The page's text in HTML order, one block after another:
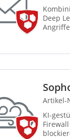
Deep
Artikel-
KI-